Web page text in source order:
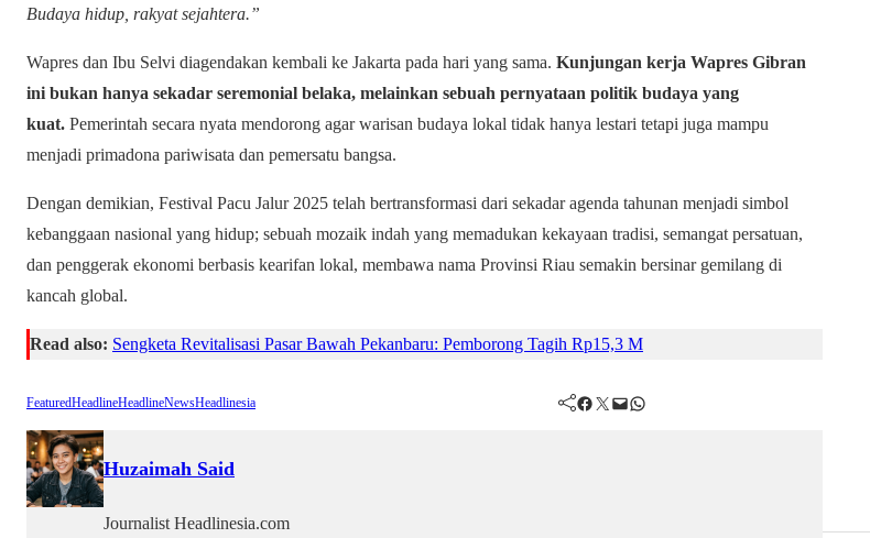
Budaya hidup, rakyat sejahtera.”
Wapres dan Ibu Selvi diagendakan kembali ke Jakarta pada hari yang sama. Kunjungan kerja Wapres Gibran
ini bukan hanya sekadar seremonial belaka, melainkan sebuah pernyataan politik budaya yang
kuat. Pemerintah secara nyata mendorong agar warisan budaya lokal tidak hanya lestari tetapi juga mampu
menjadi primadona pariwisata dan pemersatu bangsa.
Dengan demikian, Festival Pacu Jalur 2025 telah bertransformasi dari sekadar agenda tahunan menjadi simbol
kebanggaan nasional yang hidup; sebuah mozaik indah yang memadukan kekayaan tradisi, semangat persatuan,
dan penggerak ekonomi berbasis kearifan lokal, membawa nama Provinsi Riau semakin bersinar gemilang di
kancah global.
Read also: Sengketa Revitalisasi Pasar Bawah Pekanbaru: Pemborong Tagih Rp15,3 M
FeaturedHeadlineHeadlineNewsHeadlinesia Facebook Twitter Mail WhatsApp
Huzaimah Said
Journalist Headlinesia.com